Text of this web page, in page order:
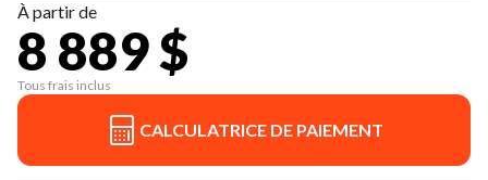
À partir de
8 889 $
Tous frais inclus
CALCULATRICE DE PAIEMENT